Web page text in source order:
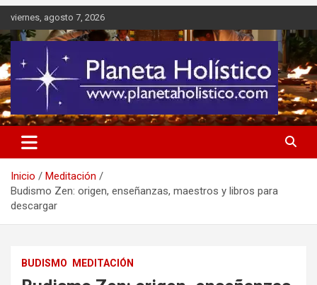
Saltar
contenido
viernes, agosto 7, 2026
Planeta Holístico
Difusión de espiritualidad, terapias alternativas holísticas, cursos,
talleres y seminarios
Inicio
Meditación
Budismo Zen: origen, enseñanzas, maestros y libros para
descargar
BUDISMO MEDITACIÓN